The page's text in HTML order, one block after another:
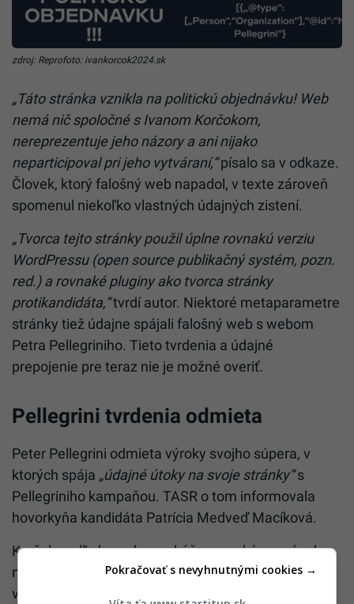
zdroj: Reprofoto: ivankorcok2024.sk
„Táto stránka vznikla na politickú objednávku! Web
nemá nič spoločné s Ivanom Korčokom,
nereprezentuje jeho názory a ani nijako
neparticipoval pri jeho vytváraní,“písalo sa v odkaze.
Človek, ktorý falošný web napadol, v texte zároveň
spomenul niekoľko vlastných údajných zistení.
„Tvorca tejto stránky použil úplne rovnakú verziu
WordPressu (open source publikačný systém, pozn.
red.) a rovnaké pluginy ako tvorca stránky
protikandidáta,“tvrdí autor. Niektoré metaparametre
stránky tiež údajne spájali falošný web s webom
Petra Pellegriniho. Tieto tvrdenia a údajné
prepojenie pre teraz nie je možné overiť.
Pellegrini tvrdenia odmieta
Peter Pellegrini odmieta výroky svojho súpera, v
ktorých spája „údajné útoky na svoje stránky“s
Pellegriniho kampaňou. TASR o tom informovala
hovorkyňa kandidáta Patrícia Medveď Macíková.
Korčok podľa hovorkyne skúša rovnaký scenár ako
niekoľko dní pred uplynulými parlamentnými
voľbami Progresívne Slovensko, keď informovalo o
Pokračovať s nevyhnutnými cookies →